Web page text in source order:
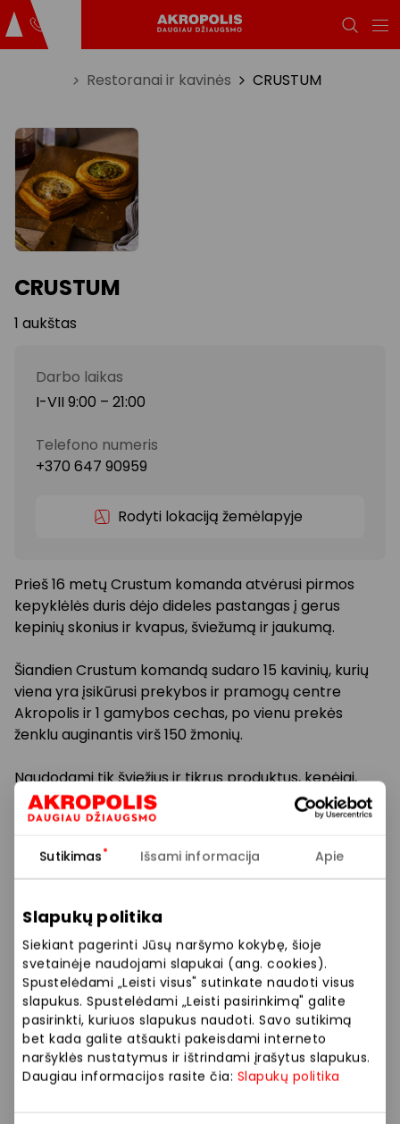
Sutikimas Išsami informacija Apie
Slapukų politika
Siekiant pagerinti Jūsų naršymo kokybę, šioje
svetainėje naudojami slapukai (ang. cookies).
Spustelėdami „Leisti visus" sutinkate naudoti visus
slapukus. Spustelėdami „Leisti pasirinkimą" galite
pasirinkti, kuriuos slapukus naudoti. Savo sutikimą
bet kada galite atšaukti pakeisdami interneto
naršyklės nustatymus ir ištrindami įrašytus slapukus.
Daugiau informacijos rasite čia: Slapukų politika
Restoranai ir kavinės CRUSTUM
CRUSTUM
1 aukštas
Darbo laikas
I-VII 9:00 – 21:00
Telefono numeris
+370 647 90959
Rodyti lokaciją žemėlapyje
Prieš 16 metų Crustum komanda atvėrusi pirmos
kepyklėlės duris dėjo dideles pastangas į gerus
kepinių skonius ir kvapus, šviežumą ir jaukumą.
Šiandien Crustum komandą sudaro 15 kavinių, kurių
viena yra įsikūrusi prekybos ir pramogų centre
Akropolis ir 1 gamybos cechas, po vienu prekės
ženklu auginantis virš 150 žmonių.
Naudodami tik šviežius ir tikrus produktus, kepėjai,
konditeriai ir duonkepiai nuolat ieško naujų receptų ir
tobulina esamus. Per ilgą darbo patirtį savo profesijų
naujais ir unikaliais kepiniais, desertais ir duonomis.
Šviežumą ir jaukumą kepyklose užtikrina
profesionalūs Baristos, kas rytą visose kepyklėlėse
šviežiai kepantys bandeles ir ruošiantys kavą.
Esame draugiški augintiniams, tad į kepyklėlę mielai
kviečiame užsukti ir su jais.
Siūlome platų maisto pasirinkimą: duona, bandelės,